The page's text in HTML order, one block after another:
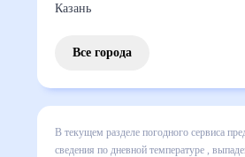
Казань
Все города
В текущем разделе погодного
Семаранге, Индонезия на месяц